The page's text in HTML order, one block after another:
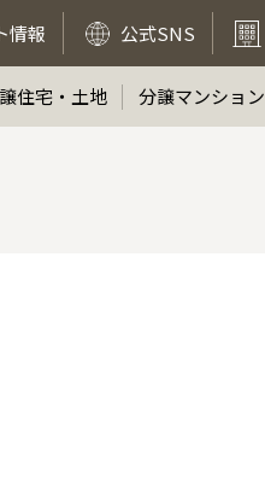
情報 公式SNS
住宅・土地 分譲マンション